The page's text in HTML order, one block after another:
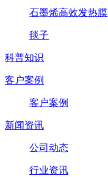
石墨烯高效发热膜
毯子
科普知识
客户案例
客户案例
新闻资讯
公司动态
行业资讯